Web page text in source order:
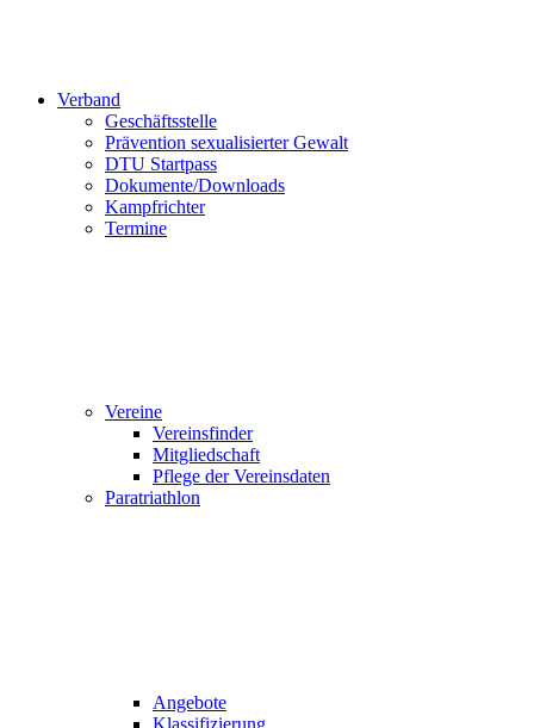
Verband
Geschäftsstelle
Prävention sexualisierter Gewalt
DTU Startpass
Dokumente/Downloads
Kampfrichter
Termine
Vereine
Vereinsfinder
Mitgliedschaft
Pflege der Vereinsdaten
Paratriathlon
Angebote
Klassifizierung